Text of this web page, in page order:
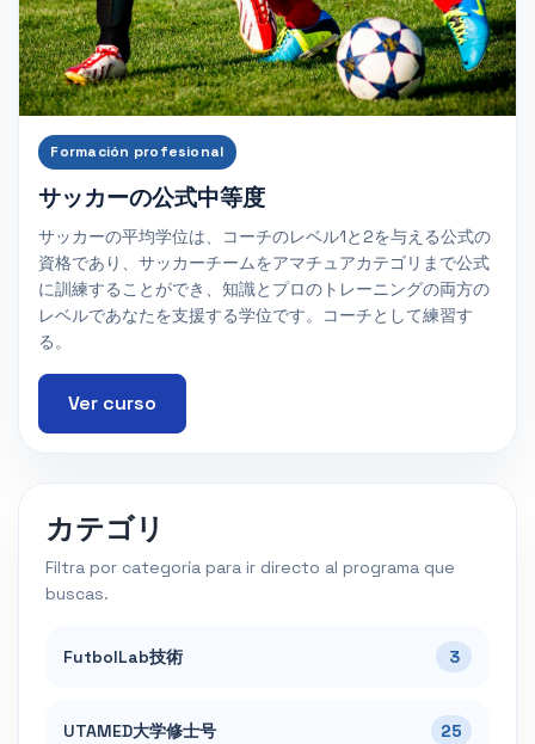
Formación profesional
サッカーの公式中等度
サッカーの平均学位は、コーチのレベル1と2を与える公式の
資格であり、サッカーチームをアマチュアカテゴリまで公式
に訓練することができ、知識とプロのトレーニングの両方の
レベルであなたを支援する学位です。コーチとして練習す
る。
Ver curso
カテゴリ
Filtra por categoría para ir directo al programa que
buscas.
FutbolLab技術 3
UTAMED大学修士号 25